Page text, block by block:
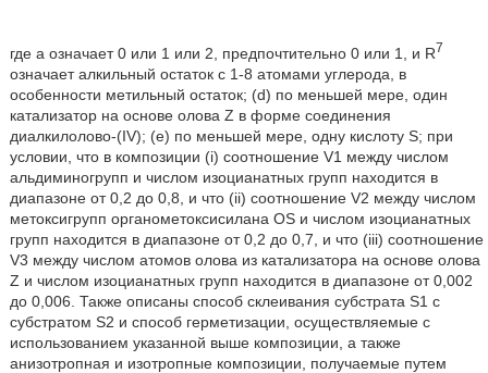
где а означает 0 или 1 или 2, предпочтительно 0 или 1, и R7
означает алкильный остаток с 1-8 атомами углерода, в
особенности метильный остаток; (d) по меньшей мере, один
катализатор на основе олова Z в форме соединения
диалкилолово-(IV); (e) по меньшей мере, одну кислоту S; при
условии, что в композиции (i) соотношение V1 между числом
альдиминогрупп и числом изоцианатных групп находится в
диапазоне от 0,2 до 0,8, и что (ii) соотношение V2 между числом
метоксигрупп органометоксисилана OS и числом изоцианатных
групп находится в диапазоне от 0,2 до 0,7, и что (iii) соотношение
V3 между числом атомов олова из катализатора на основе олова
Z и числом изоцианатных групп находится в диапазоне от 0,002
до 0,006. Также описаны способ склеивания субстрата S1 с
субстратом S2 и способ герметизации, осуществляемые с
использованием указанной выше композиции, а также
анизотропная и изотропные композиции, получаемые путем